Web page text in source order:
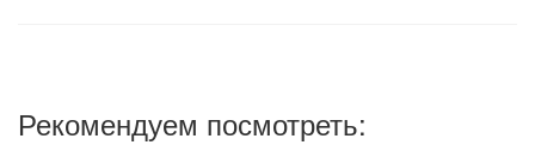
Рекомендуем посмотреть: